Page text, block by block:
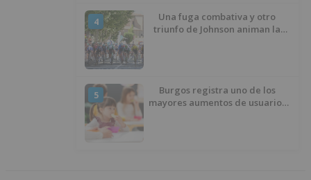
4
Una fuga combativa y otro
triunfo de Johnson animan la
5
Burgos registra uno de los
mayores aumentos de usuarios